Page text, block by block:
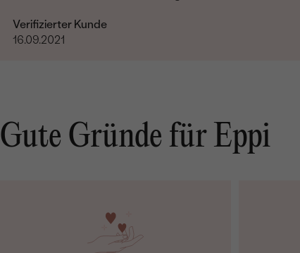
Verifizierter Kunde
16.09.2021
Gute Gründe für Eppi